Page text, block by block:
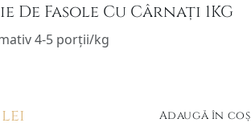
De Fasole Cu Cârnați 1KG
4-5 porții/kg
lei Adaugă în coș